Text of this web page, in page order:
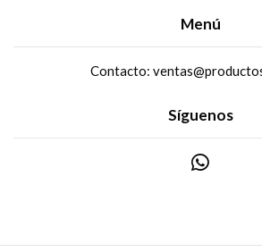
Menú
Contacto:
Síguenos